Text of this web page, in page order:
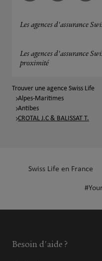
Les agences d'assurance
Les agences d'assurance
proximité
Trouver une agence Swiss Life
Alpes-Maritimes
Antibes
CROTAL J.C & BALISSAT T.
Swiss Life en France
Besoin d'aide ?